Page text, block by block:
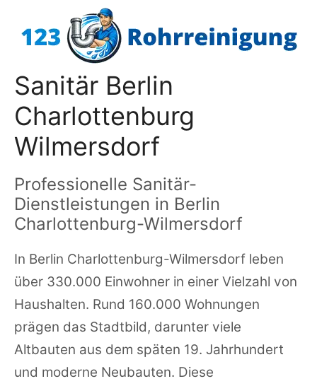
Inhalt
Sanitär Berlin
Charlottenburg
Wilmersdorf
Professionelle Sanitär-
Dienstleistungen in Berlin
Charlottenburg-Wilmersdorf
In Berlin Charlottenburg-Wilmersdorf leben
über 330.000 Einwohner in einer Vielzahl von
Haushalten. Rund 160.000 Wohnungen
prägen das Stadtbild, darunter viele
Altbauten aus dem späten 19. Jahrhundert
und moderne Neubauten. Diese